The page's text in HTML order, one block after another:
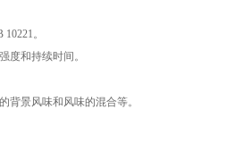
。
和持续时间。
景风味和风味的混合等。